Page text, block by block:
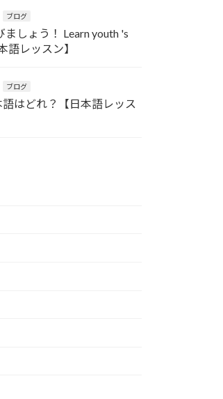
ブログ
しょう！ Learn youth 's
語レッスン】
ブログ
はどれ？【日本語レッス